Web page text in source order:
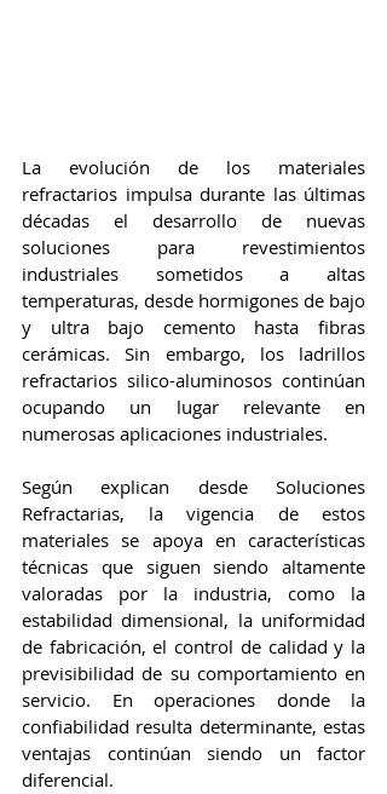
La evolución de los materiales
refractarios impulsa durante las últimas
décadas el desarrollo de nuevas
soluciones para revestimientos
industriales sometidos a altas
temperaturas, desde hormigones de bajo
y ultra bajo cemento hasta fibras
cerámicas. Sin embargo, los ladrillos
refractarios silico-aluminosos continúan
ocupando un lugar relevante en
numerosas aplicaciones industriales.
Según explican desde Soluciones
Refractarias, la vigencia de estos
materiales se apoya en características
técnicas que siguen siendo altamente
valoradas por la industria, como la
estabilidad dimensional, la uniformidad
de fabricación, el control de calidad y la
previsibilidad de su comportamiento en
servicio. En operaciones donde la
confiabilidad resulta determinante, estas
ventajas continúan siendo un factor
diferencial.